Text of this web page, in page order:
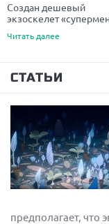
Создан дешевый
экзоскелет
Читать далее
СТАТЬИ
предполагает, что